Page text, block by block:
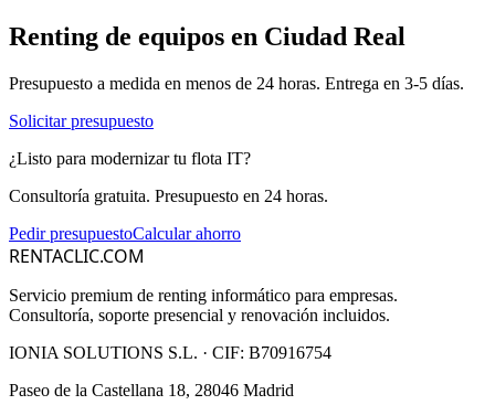
Renting de equipos en Ciudad Real
Presupuesto a medida en menos de 24 horas. Entrega en 3-5 días.
Solicitar presupuesto
¿Listo para modernizar tu flota IT?
Consultoría gratuita. Presupuesto en 24 horas.
Pedir presupuestoCalcular ahorro
RENTACLIC.COM
Servicio premium de renting informático para empresas.
Consultoría, soporte presencial y renovación incluidos.
IONIA SOLUTIONS S.L. · CIF: B70916754
Paseo de la Castellana 18, 28046 Madrid